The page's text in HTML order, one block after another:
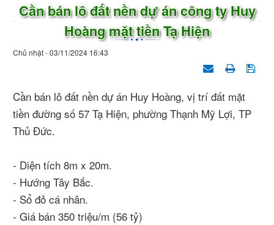
Cần bán lô đất nền dự án công ty Huy
Hoàng mặt tiền Tạ Hiện
Chủ nhật - 03/11/2024 16:43
Cần bán lô đất nền dự án Huy Hoàng, vị trí đất mặt
tiền đường số 57 Tạ Hiện, phường Thạnh Mỹ Lợi, TP
Thủ Đức.
- Diện tích 8m x 20m.
- Hướng Tây Bắc.
- Sổ đỏ cá nhân.
- Giá bán 350 triệu/m (56 tỷ)